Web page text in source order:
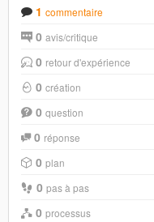
1 commentaire
0 avis/critique
0 retour d'expérience
0 création
0 question
0 réponse
0 plan
0 pas à pas
0 processus